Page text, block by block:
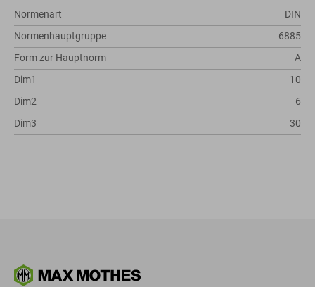
Normenart
DIN
Normenhauptgruppe
6885
Form zur Hauptnorm
A
Dim1
10
Dim2
6
Dim3
30